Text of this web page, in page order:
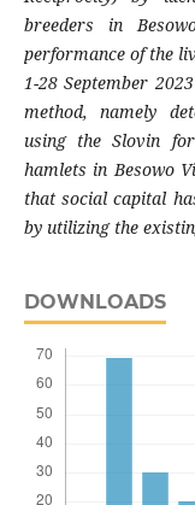
breeders in
performance of the
1-28 September
method, namely
using the Slovin
hamlets in Besowo
that social capital
by utilizing the
DOWNLOADS